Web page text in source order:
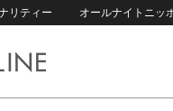
リティー オールナイトニッ